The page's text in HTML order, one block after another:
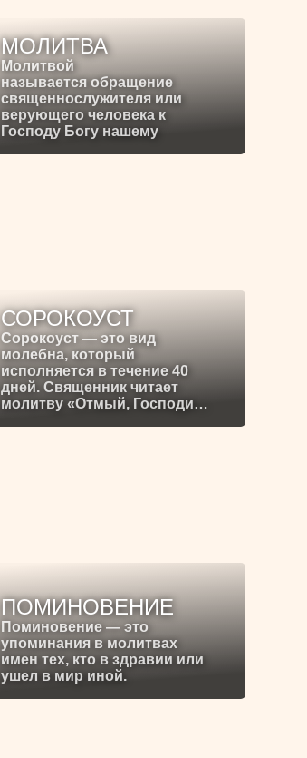
МОЛИТВА
Молитвой
называется обращение
священнослужителя или
верующего человека к
Господу Богу нашему
СОРОКОУСТ
Сорокоуст — это вид
молебна, который
исполняется в течение 40
дней. Священник читает
молитву «Отмый, Господи…
ПОМИНОВЕНИЕ
Поминовение — это
упоминания в молитвах
имен тех, кто в здравии или
ушел в мир иной.